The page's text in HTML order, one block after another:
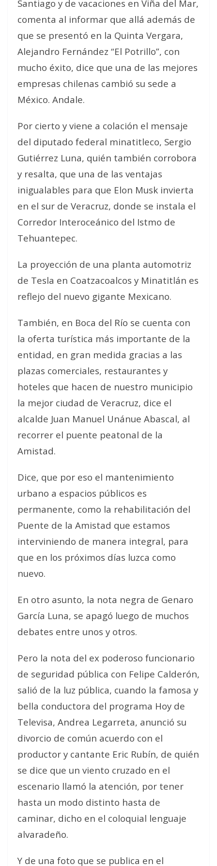
Santiago y de vacaciones en Viña del Mar,
comenta al informar que allá además de
que se presentó en la Quinta Vergara,
Alejandro Fernández “El Potrillo”, con
mucho éxito, dice que una de las mejores
empresas chilenas cambió su sede a
México. Andale.
Por cierto y viene a colación el mensaje
del diputado federal minatitleco, Sergio
Gutiérrez Luna, quién también corrobora
y resalta, que una de las ventajas
inigualables para que Elon Musk invierta
en el sur de Veracruz, donde se instala el
Corredor Interoceánico del Istmo de
Tehuantepec.
La proyección de una planta automotriz
de Tesla en Coatzacoalcos y Minatitlán es
reflejo del nuevo gigante Mexicano.
También, en Boca del Río se cuenta con
la oferta turística más importante de la
entidad, en gran medida gracias a las
plazas comerciales, restaurantes y
hoteles que hacen de nuestro municipio
la mejor ciudad de Veracruz, dice el
alcalde Juan Manuel Unánue Abascal, al
recorrer el puente peatonal de la
Amistad.
Dice, que por eso el mantenimiento
urbano a espacios públicos es
permanente, como la rehabilitación del
Puente de la Amistad que estamos
interviniendo de manera integral, para
que en los próximos días luzca como
nuevo.
En otro asunto, la nota negra de Genaro
García Luna, se apagó luego de muchos
debates entre unos y otros.
Pero la nota del ex poderoso funcionario
de seguridad pública con Felipe Calderón,
salió de la luz pública, cuando la famosa y
bella conductora del programa Hoy de
Televisa, Andrea Legarreta, anunció su
divorcio de común acuerdo con el
productor y cantante Eric Rubín, de quién
se dice que un viento cruzado en el
escenario llamó la atención, por tener
hasta un modo distinto hasta de
caminar, dicho en el coloquial lenguaje
alvaradeño.
Y de una foto que se publica en el